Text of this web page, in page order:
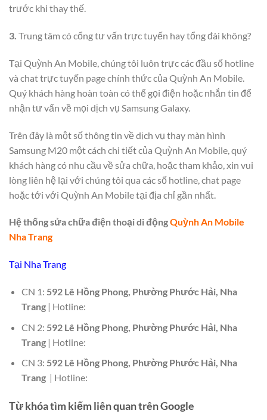
trước khi thay thế.
3. Trung tâm có cổng tư vấn trực tuyến hay tổng đài không?
Tại Quỳnh An Mobile, chúng tôi luôn trực các đầu số hotline
và chat trực tuyến page chính thức của Quỳnh An Mobile.
Quý khách hàng hoàn toàn có thể gọi điện hoặc nhắn tin để
nhận tư vấn về mọi dịch vụ Samsung Galaxy.
Trên đây là một số thông tin về dịch vụ thay màn hình
Samsung M20 một cách chi tiết của Quỳnh An Mobile, quý
khách hàng có nhu cầu về sửa chữa, hoặc tham khảo, xin vui
lòng liên hệ lại với chúng tôi qua các số hotline, chat page
hoặc tới với Quỳnh An Mobile tại địa chỉ gần nhất.
Hệ thống sửa chữa điện thoại di độngQuỳnh An Mobile
Nha Trang
Tại Nha Trang
CN 1: 592 Lê Hồng Phong, Phường Phước Hải, Nha
Trang| Hotline:
CN 2: 592 Lê Hồng Phong, Phường Phước Hải, Nha
Trang| Hotline:
CN 3: 592 Lê Hồng Phong, Phường Phước Hải, Nha
Trang| Hotline:
Từ khóa tìm kiếm liên quan trên Google